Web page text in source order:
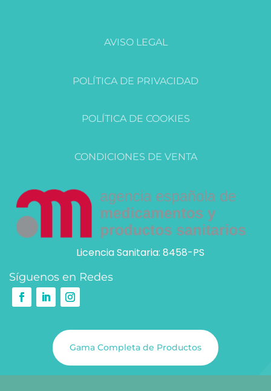
AVISO LEGAL
POLÍTICA DE PRIVACIDAD
POLÍTICA DE COOKIES
CONDICIONES DE VENTA
Licencia Sanitaria: 8458-PS
Síguenos en Redes
Gama Completa de Productos